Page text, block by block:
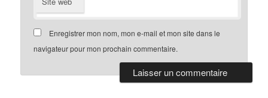
Enregistrer mon nom, mon e-mail et mon site dans le
navigateur pour mon prochain commentaire.